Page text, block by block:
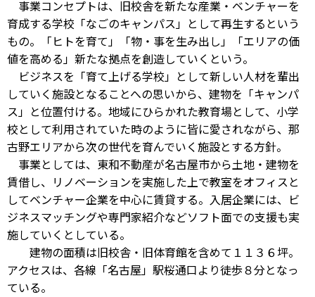
事業コンセプトは、旧校舎を新たな産業・ベンチャーを
育成する学校「なごのキャンパス」として再生するという
もの。「ヒトを育て」「物・事を生み出し」「エリアの価
値を高める」新たな拠点を創造していくという。
ビジネスを「育て上げる学校」として新しい人材を輩出
していく施設となることへの思いから、建物を「キャンパ
ス」と位置付ける。地域にひらかれた教育場として、小学
校として利用されていた時のように皆に愛されながら、那
古野エリアから次の世代を育んでいく施設とする方針。
事業としては、東和不動産が名古屋市から土地・建物を
賃借し、リノベーションを実施した上で教室をオフィスと
してベンチャー企業を中心に賃貸する。入居企業には、ビ
ジネスマッチングや専門家紹介などソフト面での支援も実
施していくとしている。
建物の面積は旧校舎・旧体育館を含めて１１３６坪。
アクセスは、各線「名古屋」駅桜通口より徒歩８分となっ
ている。